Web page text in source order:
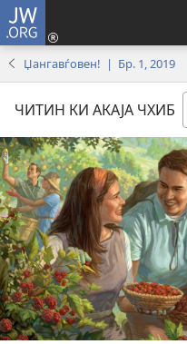
JW.ORG
Џангавѓовен! | Бр. 1, 2019
ЧИТИН КИ АКАЈА ЧХИБ